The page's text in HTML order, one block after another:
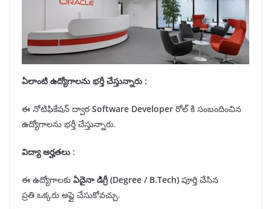
ఏలాంటి ఉద్యోగాలను భర్తీచేస్తున్నారు :
ఈ నోటిఫికేషన్ ద్వారSoftware Developer రోల్ కి సంబందించిన
ఉద్యోగాలను భర్తీ చేస్తున్నారు.
విద్యా అర్హతలు :
ఈ ఉద్యోగాలకు ఏదైనా డిగ్రీ(Degree /B.Tech) పూర్తి చేసిన
ప్రతి ఒక్కరు అప్లై చేసుకోవచ్చు.